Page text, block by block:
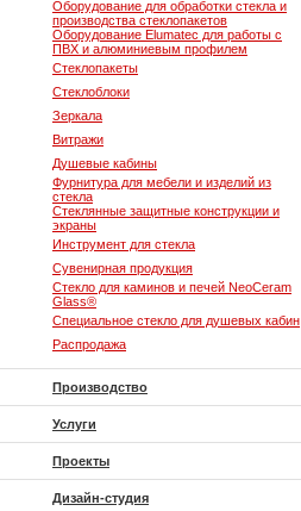
Оборудование для обработки стекла и
производства стеклопакетов
Оборудование Elumatec для работы с
ПВХ и алюминиевым профилем
Стеклопакеты
Стеклоблоки
Зеркала
Витражи
Душевые кабины
Фурнитура для мебели и изделий из
стекла
Стеклянные защитные конструкции и
экраны
Инструмент для стекла
Сувенирная продукция
Стекло для каминов и печей NeoCeram
Glass®
Специальное стекло для душевых кабин
Распродажа
Производство
Услуги
Проекты
Дизайн-студия